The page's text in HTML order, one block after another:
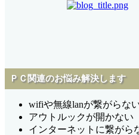
ＰＣ関連のお悩み解決します
wifiや無線lanが繋がらな
アウトルックが開かない
インターネットに繋がら